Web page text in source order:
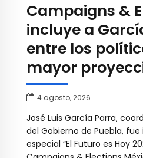
Campaigns &
incluye a
entre los
mayor
4 agosto, 2026
José Luis García Parra,
del Gobierno de Puebla,
especial “El Futuro es Hoy